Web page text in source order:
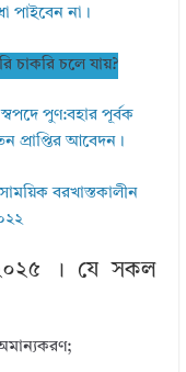
পাইবেন না।
পুণ:বহার পূর্বক
প্রাপ্তির আবেদন।
বরখাস্তকালীন
২০২৫ । যে সকল